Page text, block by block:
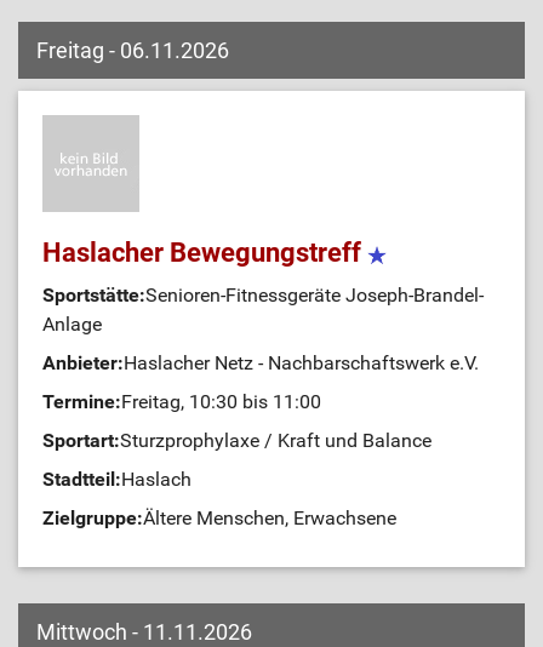
Freitag - 06.11.2026
Haslacher Bewegungstreff
Sportstätte:Senioren-Fitnessgeräte Joseph-Brandel-
Anlage
Anbieter:Haslacher Netz - Nachbarschaftswerk e.V.
Termine:Freitag, 10:30 bis 11:00
Sportart:Sturzprophylaxe / Kraft und Balance
Stadtteil:Haslach
Zielgruppe:Ältere Menschen, Erwachsene
Mittwoch - 11.11.2026